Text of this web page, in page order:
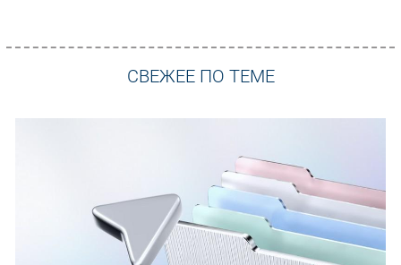
СВЕЖЕЕ ПО ТЕМЕ